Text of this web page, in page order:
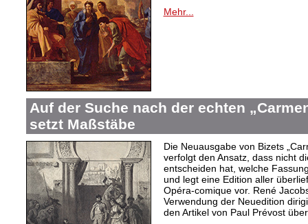
Mehr...
Auf der Suche nach der echten
setzt Maßstäbe
Die Neuausgabe von Bizets
verfolgt den Ansatz, dass nicht
entscheiden hat, welche
und legt eine Edition aller
Opéra-comique vor. René
Verwendung der Neuedition
den Artikel von Paul Prévost